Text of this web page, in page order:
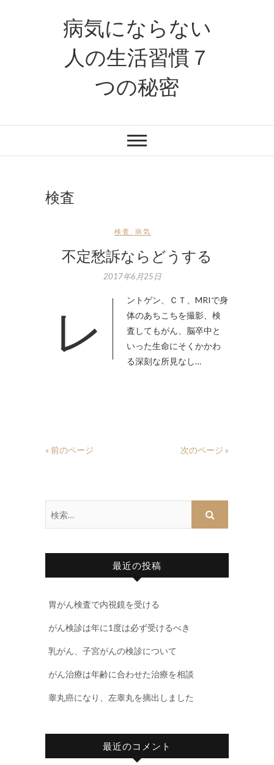
病気にならない
人の生活習慣７
つの秘密
検査
検査 病気
不定愁訴ならどうする
2017年6月25日
レントゲン、ＣＴ、MRIで身
体のあちこちを撮影、検
査してもがん、脳卒中と
いった生命にそくかかわ
る深刻な所見なし…
« 前のページ 次のページ »
最近の投稿
胃がん検査で内視鏡を受ける
がん検診は年に1度は必ず受けるべき
乳がん、子宮がんの検診について
がん治療は年齢に合わせた治療を相談
睾丸癌になり、左睾丸を摘出しました
最近のコメント